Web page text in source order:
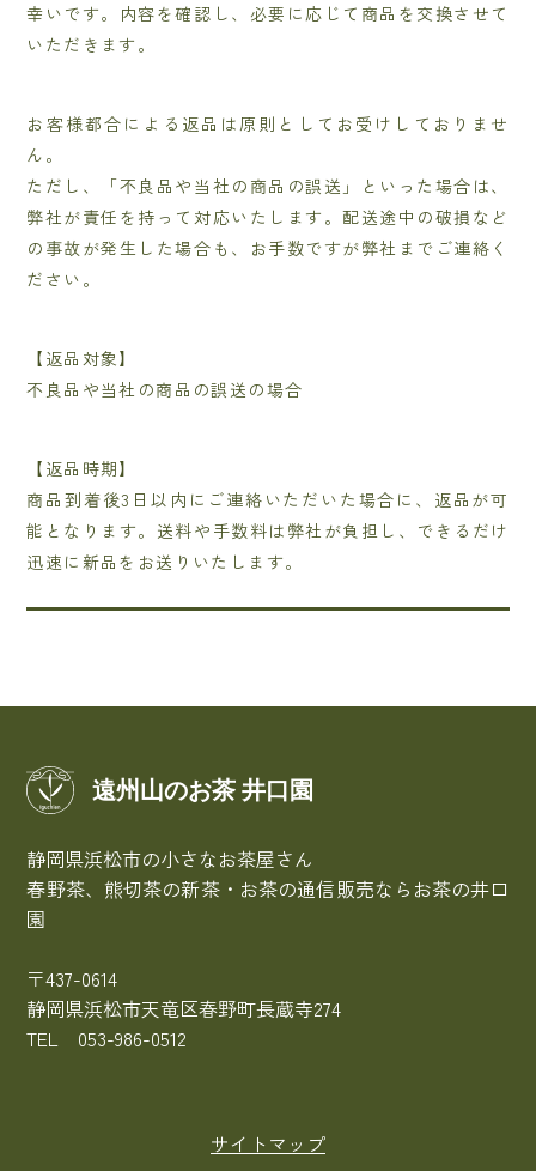
幸いです。内容を確認し、必要に応じて商品を交換させて
いただきます。
お客様都合による返品は原則としてお受けしておりませ
ん。
ただし、「不良品や当社の商品の誤送」といった場合は、
弊社が責任を持って対応いたします。配送途中の破損など
の事故が発生した場合も、お手数ですが弊社までご連絡く
ださい。
【返品対象】
不良品や当社の商品の誤送の場合
【返品時期】
商品到着後3日以内にご連絡いただいた場合に、返品が可
能となります。送料や手数料は弊社が負担し、できるだけ
迅速に新品をお送りいたします。
遠州山のお茶 井口園
静岡県浜松市の小さなお茶屋さん
春野茶、熊切茶の新茶・お茶の通信販売ならお茶の井口
園
〒437-0614
静岡県浜松市天竜区春野町長蔵寺274
TEL 053-986-0512
サイトマップ